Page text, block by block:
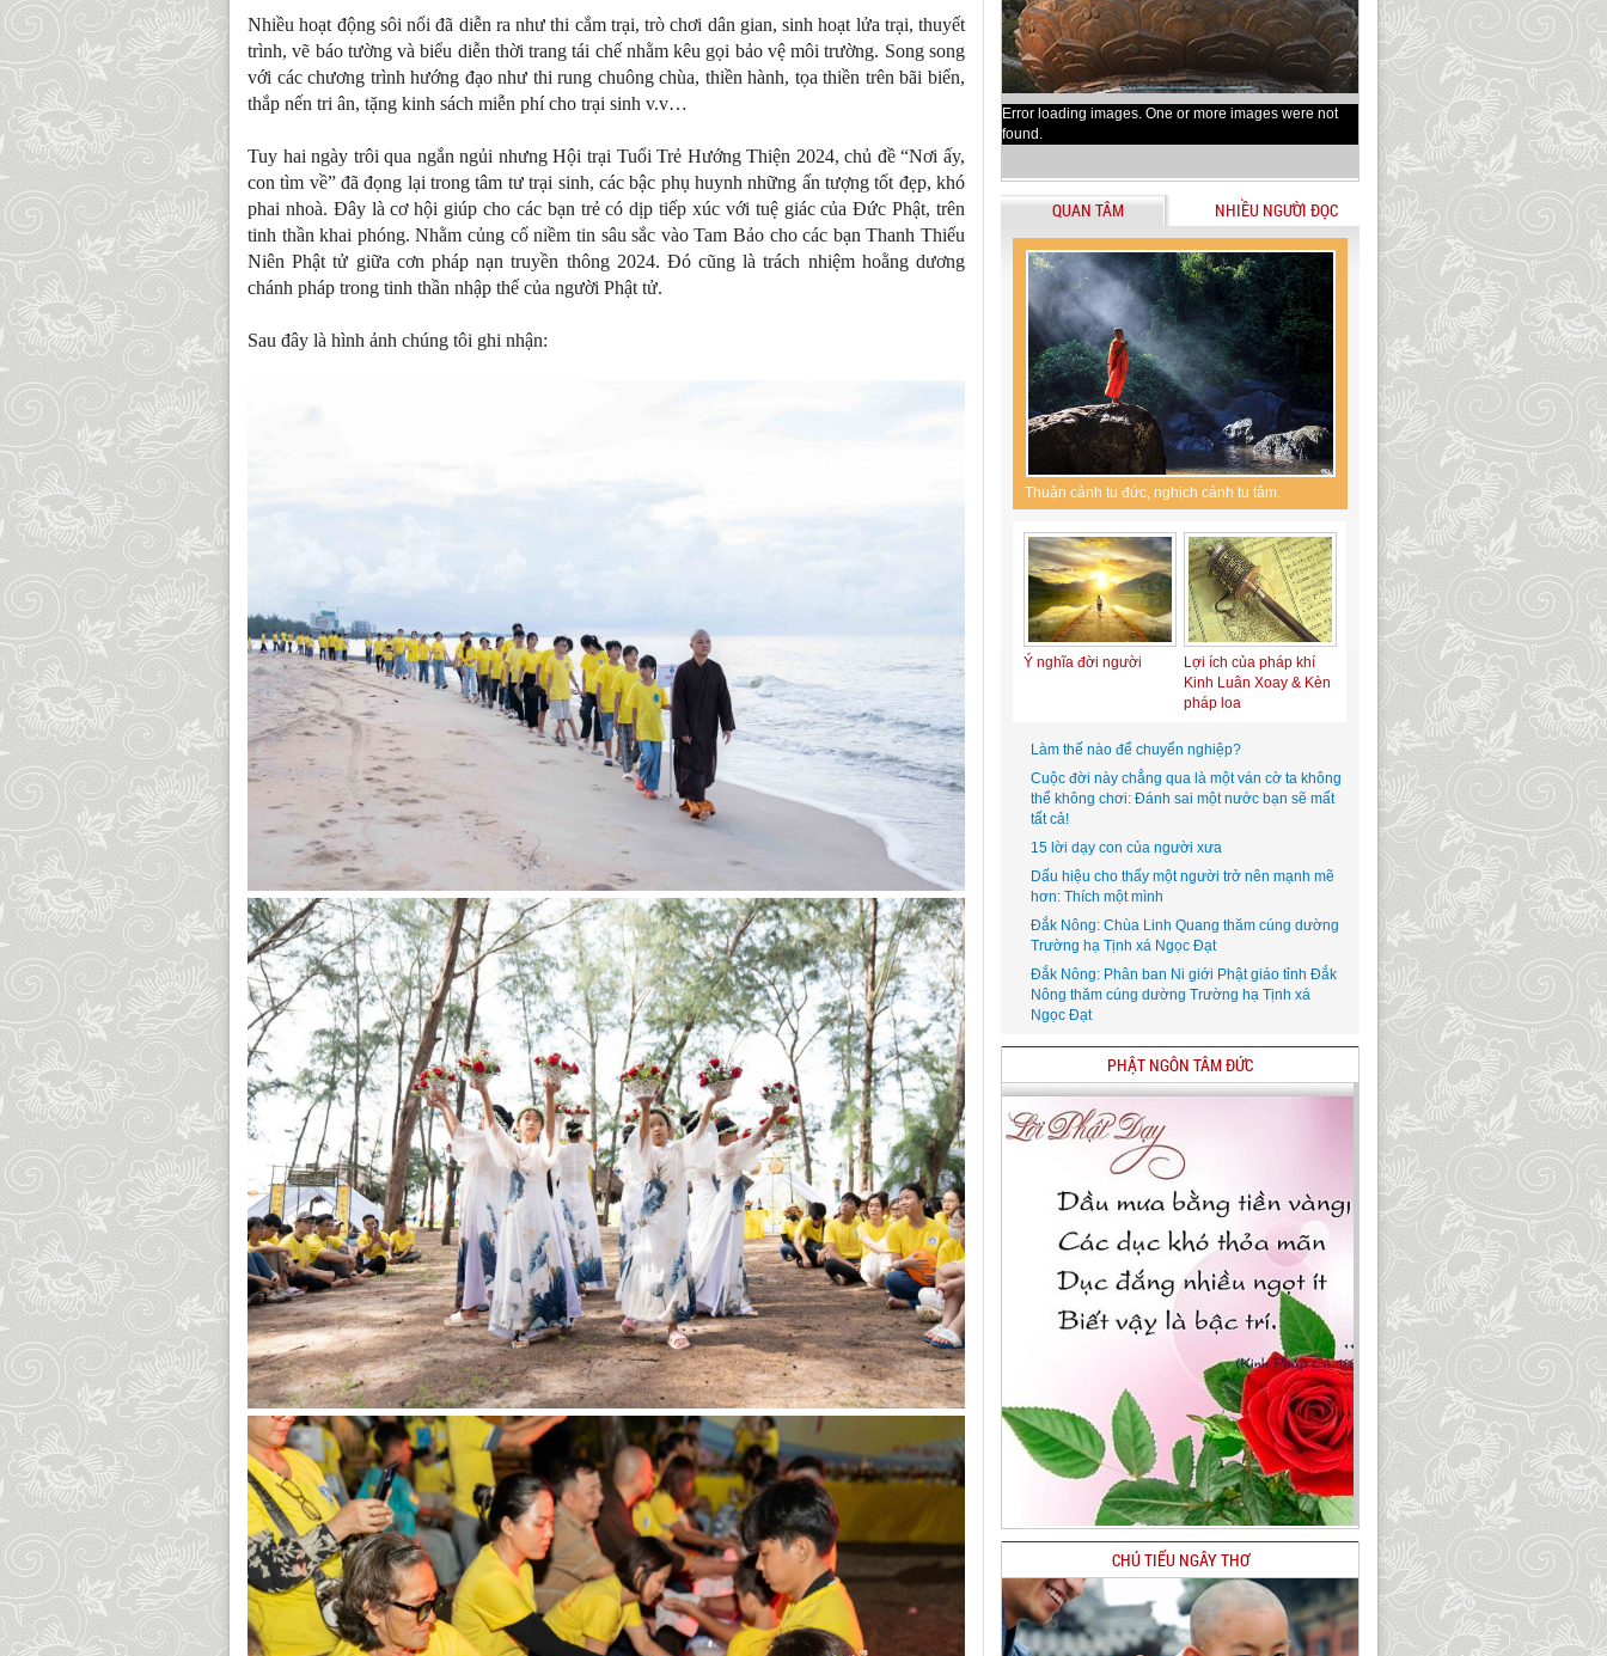
Nhiều hoạt động sôi nổi đã diễn ra như thi cắm trại, trò chơi dân gian, sinh hoạt lửa trại, thuyết
trình, vẽ báo tường và biểu diễn thời trang tái chế nhằm kêu gọi bảo vệ môi trường. Song song
với các chương trình hướng đạo như thi rung chuông chùa, thiền hành, tọa thiền trên bãi biển,
thắp nến tri ân, tặng kinh sách miễn phí cho trại sinh v.v…
Tuy hai ngày trôi qua ngắn ngủi nhưng Hội trại Tuổi Trẻ Hướng Thiện 2024, chủ đề “Nơi ấy,
con tìm về” đã đọng lại trong tâm tư trại sinh, các bậc phụ huynh những ấn tượng tốt đẹp, khó
phai nhoà. Đây là cơ hội giúp cho các bạn trẻ có dịp tiếp xúc với tuệ giác của Đức Phật, trên
tinh thần khai phóng. Nhằm củng cố niềm tin sâu sắc vào Tam Bảo cho các bạn Thanh Thiếu
Niên Phật tử giữa cơn pháp nạn truyền thông 2024. Đó cũng là trách nhiệm hoằng dương
chánh pháp trong tinh thần nhập thế của người Phật tử.
Sau đây là hình ảnh chúng tôi ghi nhận:
Error loading images. One or more images were not
found.
QUAN TÂM NHIỀU NGƯỜI ĐỌC
Thuận cảnh tu đức, nghịch cảnh tu tâm.
Ý nghĩa đời người
Lợi ích của pháp khí
Kinh Luân Xoay & Kèn
pháp loa
Làm thế nào để chuyển nghiệp?
Cuộc đời này chẳng qua là một ván cờ ta không
thể không chơi: Đánh sai một nước bạn sẽ mất
tất cả!
15 lời dạy con của người xưa
Dấu hiệu cho thấy một người trở nên mạnh mẽ
hơn: Thích một mình
Đắk Nông: Chùa Linh Quang thăm cúng dường
Trường hạ Tịnh xá Ngọc Đạt
Đắk Nông: Phân ban Ni giới Phật giáo tỉnh Đắk
Nông thăm cúng dường Trường hạ Tịnh xá
Ngọc Đạt
PHẬT NGÔN TÂM ĐỨC
CHÚ TIỂU NGÂY THƠ